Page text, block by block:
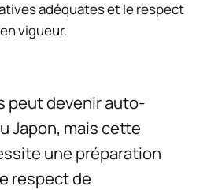
adéquates et le respect
vigueur.
peut devenir auto-
Japon, mais cette
une préparation
respect de